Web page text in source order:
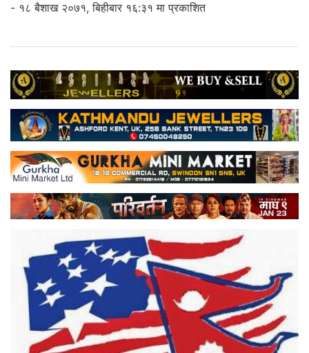
- १८ बैशाख २०७१, बिहीबार १६:३१ मा प्रकाशित